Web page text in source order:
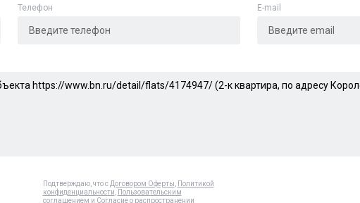
Телефон E-mail
Подтверждаю, что с Договором Оферты
Политикой
конфиденциальности
Пользовательским
соглашением и Согласие о распространении